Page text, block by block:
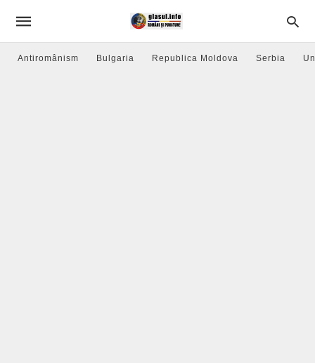
Antiromânism Bulgaria Republica Moldova Serbia